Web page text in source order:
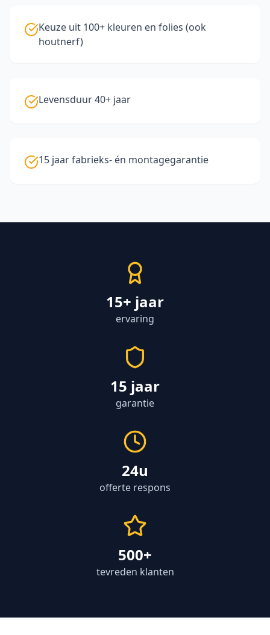
Keuze uit 100+ kleuren en folies (ook
houtnerf)
Levensduur 40+ jaar
15 jaar fabrieks- én montagegarantie
15+ jaar
ervaring
15 jaar
garantie
24u
offerte respons
500+
tevreden klanten